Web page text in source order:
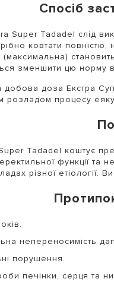
Спосіб
Super Tadadel слід
ковтати
зменшити цю норму
добова доза Екстра
розладом процесу
Tadadel коштує
функції та
різної етіології.
непереносимість
порушення.
печінки, серця та